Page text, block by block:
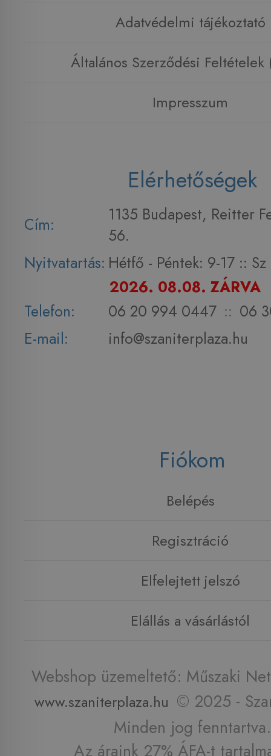
Adatvédelmi tájékoztató
Általános Szerződési Feltételek
Impresszum
Elérhetőségek
Cím:
1135 Budapest, Reitter
56.
Nyitvatartás: Hétfő - Péntek: 9-17 :: Sz
2026. 08.08. ZÁRVA
Telefon:
06 20 994 0447 :: 06
E-mail:
info@szaniterplaza.hu
Fiókom
Belépés
Regisztráció
Elfelejtett jelszó
Elállás a vásárlástól
Webshop üzemeltető: Műszaki
www.szaniterplaza.hu © 2025 -
Minden jog fenntartva.
Az áraink 27% ÁFA-t